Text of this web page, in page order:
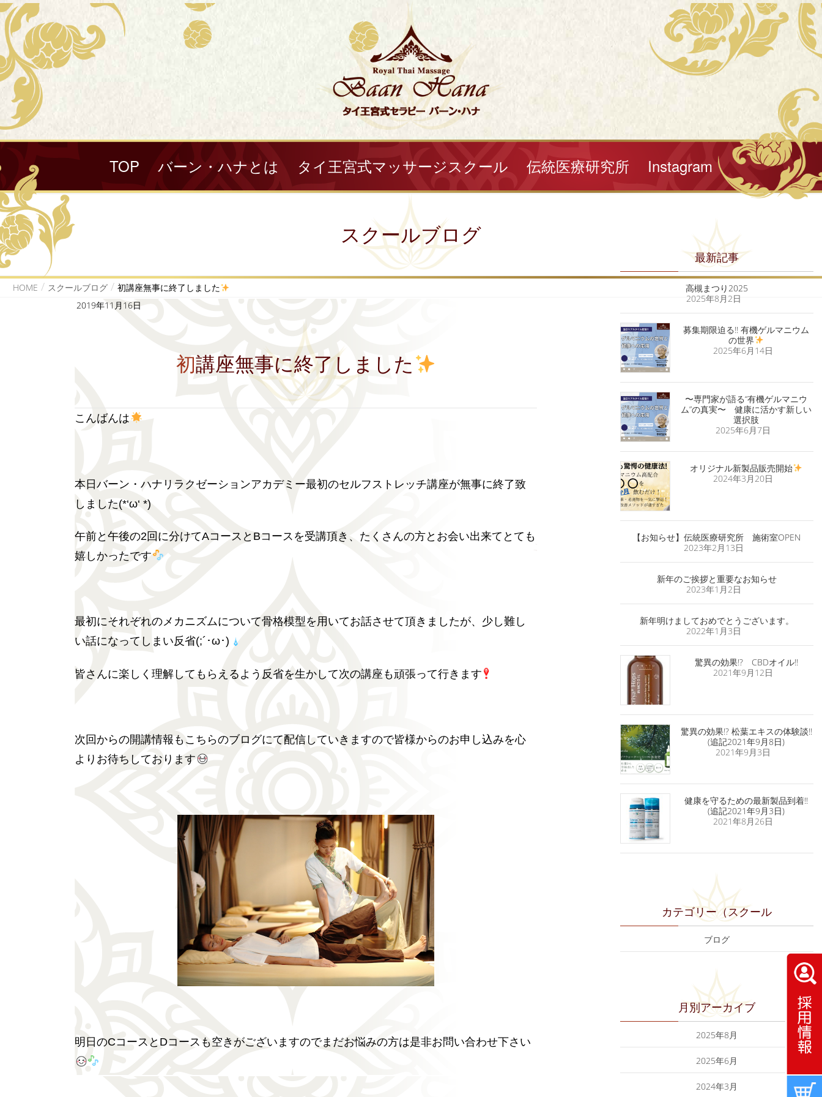
TOP バーン・ハナとは タイ王宮式マッサージスクール 伝統医療研究所 Instagram
スクールブログ
HOME スクールブログ 初講座無事に終了しました
2019年11月16日
初講座無事に終了しました
こんばんは
本日バーン・ハナリラクゼーションアカデミー最初のセルフストレッチ講座が無事に終了致
しました(*‘ω‘ *)
午前と午後の2回に分けてAコースとBコースを受講頂き、たくさんの方とお会い出来てとても
嬉しかったです
最初にそれぞれのメカニズムについて骨格模型を用いてお話させて頂きましたが、少し難し
い話になってしまい反省(;´･ω･)
皆さんに楽しく理解してもらえるよう反省を生かして次の講座も頑張って行きます
次回からの開講情報もこちらのブログにて配信していきますので皆様からのお申し込みを心
よりお待ちしております
明日のCコースとDコースも空きがございますのでまだお悩みの方は是非お問い合わせ下さい
最新記事
高槻まつり2025
2025年8月2日
募集期限迫る!! 有機ゲルマニウム
の世界
2025年6月14日
〜専門家が語る“有機ゲルマニウ
ム”の真実〜 健康に活かす新しい
選択肢
2025年6月7日
オリジナル新製品販売開始
2024年3月20日
【お知らせ】伝統医療研究所 施術室OPEN
2023年2月13日
新年のご挨拶と重要なお知らせ
2023年1月2日
新年明けましておめでとうございます。
2022年1月3日
驚異の効果!? CBDオイル!!
2021年9月12日
驚異の効果!? 松葉エキスの体験談!!
(追記2021年9月8日)
2021年9月3日
健康を守るための最新製品到着!!
(追記2021年9月3日)
2021年8月26日
カテゴリー（スクール
ブログ
月別アーカイブ
2025年8月
2025年6月
2024年3月